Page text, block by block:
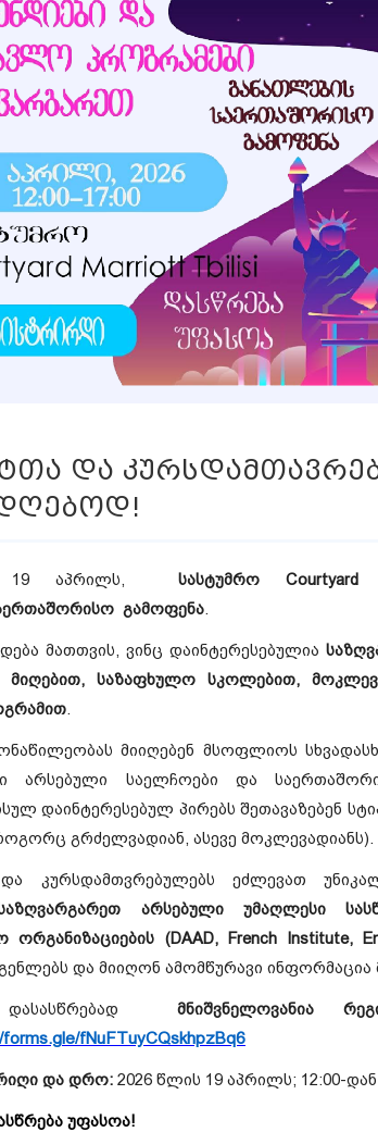
და
19 აპრილს, სასტუმრო Courtyard
გამოფენა.
მათთვის, ვინც დაინტერესებულია
მიღებით, საზაფხულო სკოლებით,
.
მიიღებენ მსოფლიოს
არსებული საელჩოები და
დაინტერესებულ პირებს შეთავაზებენ
გრძელვადიან, ასევე მოკლევადიანს).
და კურსდამთვრებულებს ეძლევათ
არსებული უმაღლესი
ორგანიზაციების (DAAD, French Institute,
და მიიღონ ამომწურავი ინფორმაცია
მნიშვნელოვანია
fNuFTuyCQskhpzBq6
და დრო: 2026 წლის 19 აპრილს; 12:00-
უფასოა!